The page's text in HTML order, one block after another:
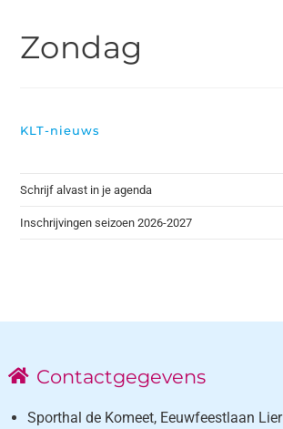
Zondag
KLT-nieuws
Schrijf alvast in je agenda
Inschrijvingen seizoen 2026-2027
Contactgegevens
Sporthal de Komeet, Eeuwfeestlaan Lier